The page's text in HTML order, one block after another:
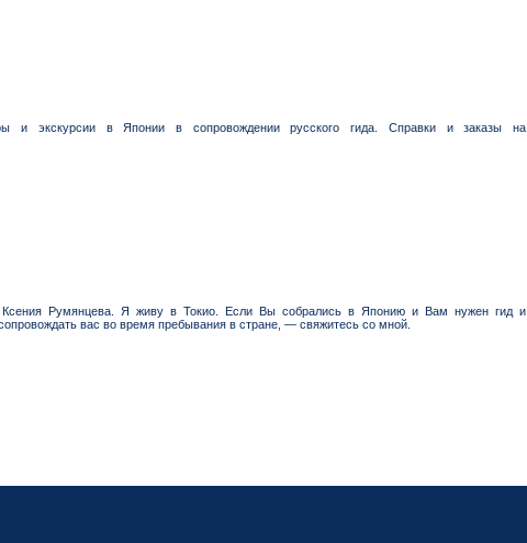
и экскурсии в Японии в сопровождении русского гида. Справки и заказы на
Ксения Румянцева. Я живу в Токио. Если Вы собрались в Японию и Вам нужен гид и
вас во время пребывания в стране, — свяжитесь со мной.